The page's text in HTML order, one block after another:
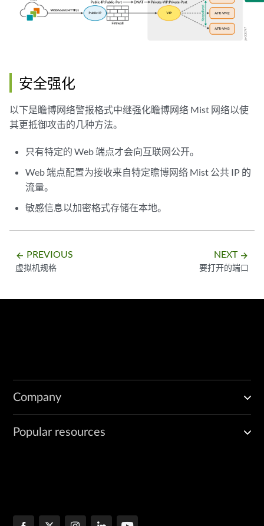
安全强化
以下是瞻博网络警报格式中继强化瞻博网络 Mist 网络以使
其更抵御攻击的几种方法。
只有特定的 Web 端点才会向互联网公开。
Web 端点配置为接收来自特定瞻博网络 Mist 公共 IP 的
流量。
敏感信息以加密格式存储在本地。
arrow_backward PREVIOUS
虚拟机规格
NEXT arrow_forward
要打开的端口
Company
Popular resources